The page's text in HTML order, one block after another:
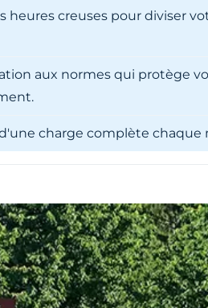
heures creuses pour diviser
aux normes qui protège
charge complète chaque